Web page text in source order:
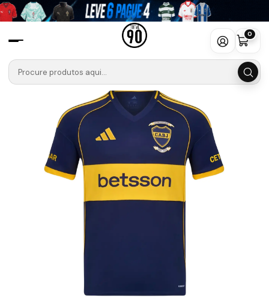
0
Início Camisolas
Outras Ligas
Camisola Boca Juniors Principal 25/26